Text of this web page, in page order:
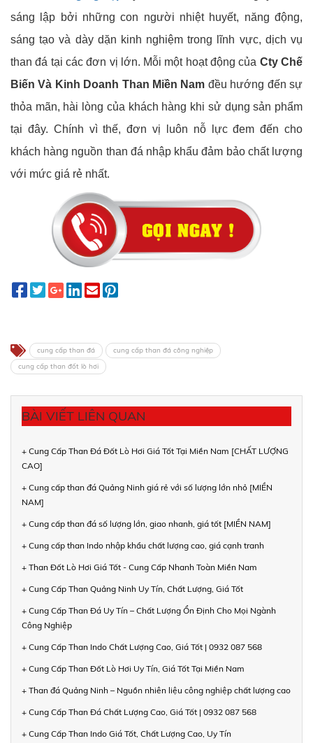
sáng lập bởi những con người nhiệt huyết, năng động,
sáng tạo và dày dặn kinh nghiệm trong lĩnh vực, dịch vụ
than đá tại các đơn vị lớn. Mỗi một hoạt động của Cty Chế
Biến Và Kinh Doanh Than Miền Nam đều hướng đến sự
thỏa mãn, hài lòng của khách hàng khi sử dụng sản phẩm
tại đây. Chính vì thế, đơn vị luôn nỗ lực đem đến cho
khách hàng nguồn than đá nhập khẩu đảm bảo chất lượng
với mức giá rẻ nhất.
cung cấp than đá
cung cấp than đá công nghiệp
cung cấp than đốt lò hơi
BÀI VIẾT LIÊN QUAN
+ Cung Cấp Than Đá Đốt Lò Hơi Giá Tốt Tại Miền Nam [CHẤT LƯỢNG
CAO]
+ Cung cấp than đá Quảng Ninh giá rẻ với số lượng lớn nhỏ [MIỀN
NAM]
+ Cung cấp than đá số lượng lớn, giao nhanh, giá tốt [MIỀN NAM]
+ Cung cấp than Indo nhập khẩu chất lượng cao, giá cạnh tranh
+ Than Đốt Lò Hơi Giá Tốt - Cung Cấp Nhanh Toàn Miền Nam
+ Cung Cấp Than Quảng Ninh Uy Tín, Chất Lượng, Giá Tốt
+ Cung Cấp Than Đá Uy Tín – Chất Lượng Ổn Định Cho Mọi Ngành
Công Nghiệp
+ Cung Cấp Than Indo Chất Lượng Cao, Giá Tốt | 0932 087 568
+ Cung Cấp Than Đốt Lò Hơi Uy Tín, Giá Tốt Tại Miền Nam
+ Than đá Quảng Ninh – Nguồn nhiên liệu công nghiệp chất lượng cao
+ Cung Cấp Than Đá Chất Lượng Cao, Giá Tốt | 0932 087 568
+ Cung Cấp Than Indo Giá Tốt, Chất Lượng Cao, Uy Tín